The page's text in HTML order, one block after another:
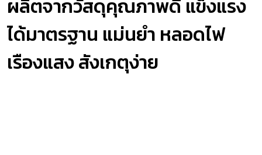
ผลิตจากวัสดุคุณภาพดี แข็งแรง
ได้มาตรฐาน แม่นยำ หลอดไฟ
เรืองแสง สังเกตุง่าย